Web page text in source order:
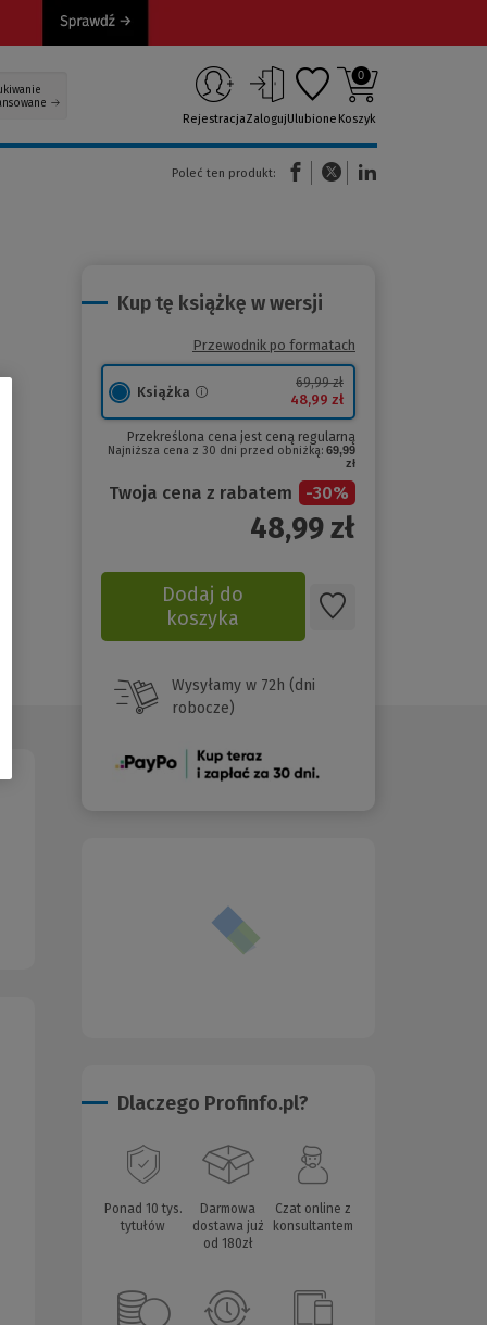
RejestracjaZalogujUlubione
0
Koszyk
Poleć ten produkt:
(Nowe okno)(Link do innej strony)
Kup tę książkę w wersji
Przewodnik po formatach
Książka
69,99 zł
48,99 zł
Przekreślona cena jest ceną regularną
Najniższa cena z 30 dni przed obniżką: 69,99
zł
Twoja cena z rabatem -30%
48,99zł
Dodaj do
koszyka
Wysyłamy w 72h (dni
robocze)
(Nowe
Dlaczego Profinfo.pl?
Ponad 10 tys.
tytułów
Darmowa
dostawa już
od 180zł
Czat online z
konsultantem